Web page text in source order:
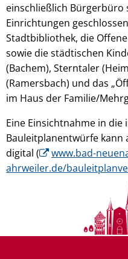
einschließlich Bürgerbüro
Einrichtungen
Stadtbibliothek, die
sowie die städtischen
(Bachem), Sterntaler
(Ramersbach) und das
im Haus der Familie/
Eine Einsichtnahme in
Bauleitplanentwürfe kann
digital (
www.bad-
ahrweiler.de/